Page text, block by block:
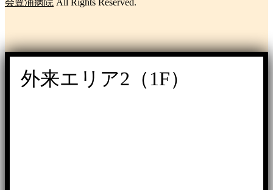
会豊浦病院 All Rights Reserved.
外来エリア2（1F）